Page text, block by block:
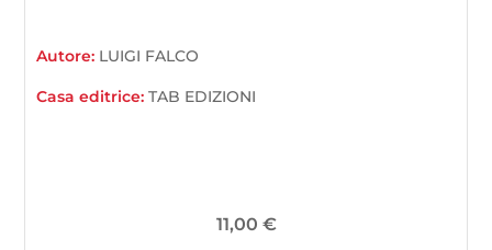
Autore: LUIGI FALCO
Casa editrice:TAB EDIZIONI
11,00 €